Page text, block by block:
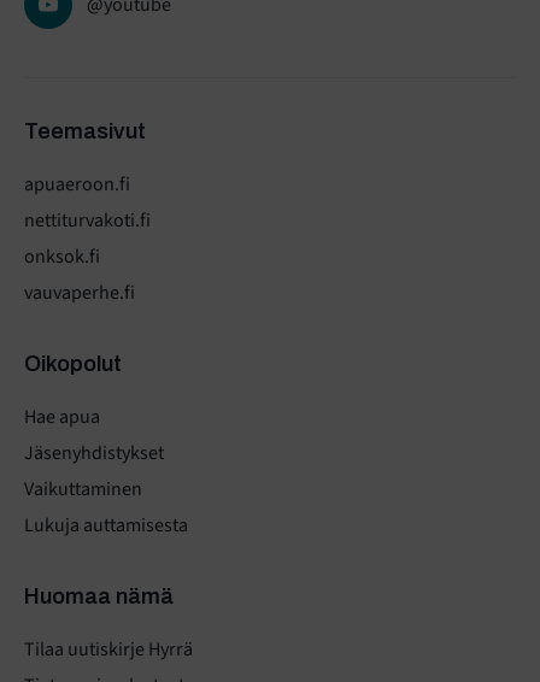
Teemasivut
apuaeroon.fi
nettiturvakoti.fi
onksok.fi
vauvaperhe.fi
Oikopolut
Hae apua
Jäsenyhdistykset
Vaikuttaminen
Lukuja auttamisesta
Huomaa nämä
Tilaa uutiskirje Hyrrä